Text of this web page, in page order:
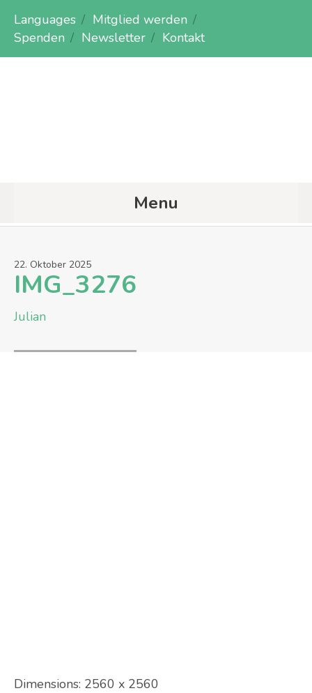
Languages
Mitglied werden
Spenden
Newsletter Kontakt
Menu
22. Oktober 2025
IMG_3276
Julian
Dimensions: 2560 x 2560